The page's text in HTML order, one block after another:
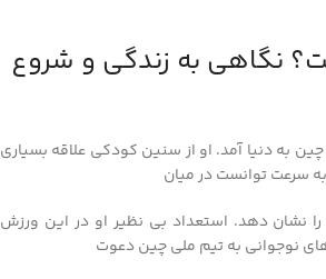
نگاهی به زندگی و شروع
در سال 1997 در چین به دنیا آمد. او از سنین کودکی علاقه بسیاری
سرعت توانست در میان
نشان دهد. استعداد بی‌ نظیر او در این ورزش
نوجوانی به تیم ملی چین دعوت